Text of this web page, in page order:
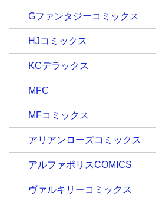
Gファンタジーコミックス
HJコミックス
KCデラックス
MFC
MFコミックス
アリアンローズコミックス
アルファポリスCOMICS
ヴァルキリーコミックス